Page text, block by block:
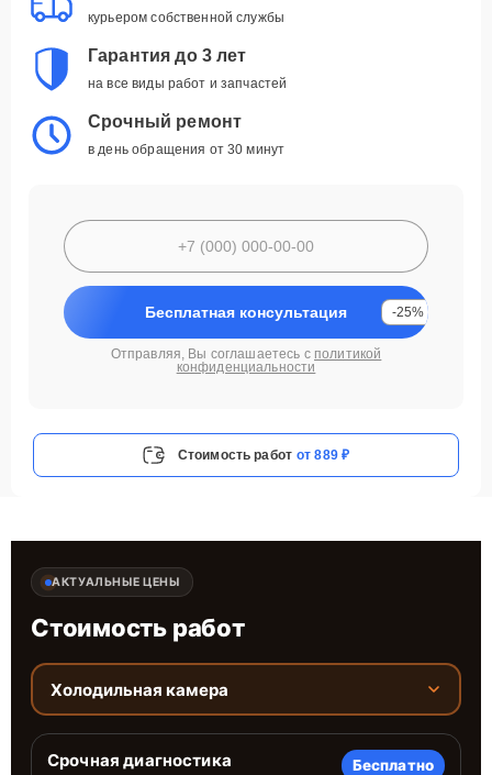
курьером собственной службы
Гарантия до 3 лет
на все виды работ и запчастей
Срочный ремонт
в день обращения от 30 минут
Бесплатная консультация -25%
Отправляя, Вы соглашаетесь с политикой
конфиденциальности
Стоимость работ от 889 ₽
АКТУАЛЬНЫЕ ЦЕНЫ
Стоимость работ
Холодильная камера
Срочная диагностика Бесплатно